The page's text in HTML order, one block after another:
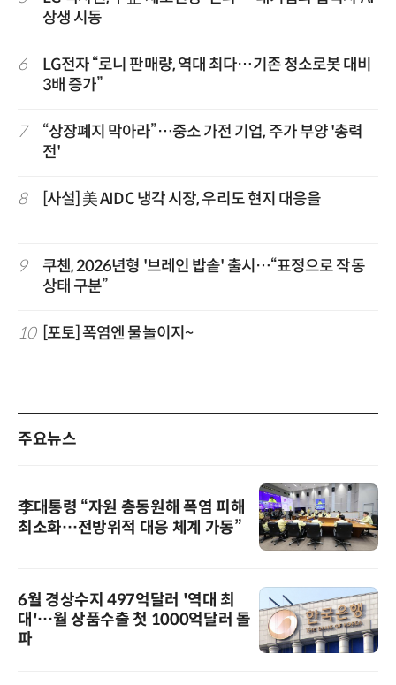
상생 시동
6
LG전자 “로니 판매량, 역대 최다…기존 청소로봇 대비
3배 증가”
7
“상장폐지 막아라”…중소 가전 기업, 주가 부양 '총력
전'
8 [사설] 美 AIDC 냉각 시장, 우리도 현지 대응을
9
쿠첸, 2026년형 '브레인 밥솥' 출시…“표정으로 작동
상태 구분”
10 [포토] 폭염엔 물놀이지~
주요뉴스
李대통령 “자원 총동원해 폭염 피해
최소화…전방위적 대응 체계 가동”
6월 경상수지 497억달러 '역대 최
대'…월 상품수출 첫 1000억달러 돌
파